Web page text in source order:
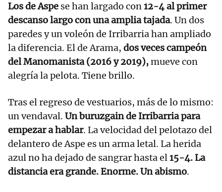
Los de Aspe se han largado con12-4 al primer
descanso largo con una amplia tajada. Un dos
paredes y un voleón de Irribarria han ampliado
la diferencia. El de Arama, dos veces campeón
del Manomanista (2016 y 2019),mueve con
alegría la pelota. Tiene brillo.
Tras el regreso de vestuarios, más de lo mismo:
un vendaval. Un buruzgain de Irribarria para
empezar a hablar. La velocidad del pelotazo del
delantero de Aspe es un arma letal. La herida
azul no ha dejado de sangrar hasta el15-4. La
distancia era grande. Enorme. Un abismo.